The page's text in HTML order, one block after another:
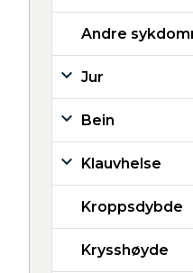
Andre
Jur
Bein
Klauvhelse
Kroppsdybde
Krysshøyde